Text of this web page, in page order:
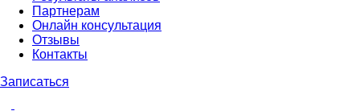
Партнерам
Онлайн консультация
Отзывы
Контакты
Записаться